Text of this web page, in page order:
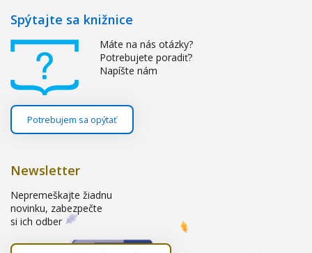
Spýtajte sa knižnice
Máte na nás otázky?
Potrebujete poradiť?
Napíšte nám
Potrebujem sa opýtať
Newsletter
Nepremeškajte žiadnu
novinku, zabezpečte
si ich odber